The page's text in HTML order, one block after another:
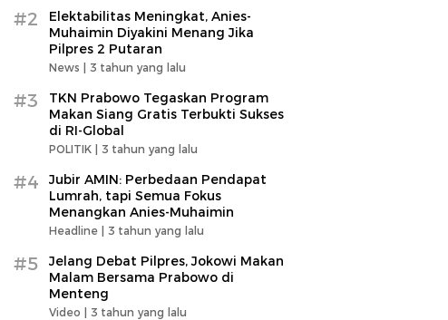
#2
Elektabilitas Meningkat, Anies-
Muhaimin Diyakini Menang Jika
Pilpres 2 Putaran
News | 3 tahun yang lalu
#3
TKN Prabowo Tegaskan Program
Makan Siang Gratis Terbukti Sukses
di RI-Global
POLITIK | 3 tahun yang lalu
#4
Jubir AMIN: Perbedaan Pendapat
Lumrah, tapi Semua Fokus
Menangkan Anies-Muhaimin
Headline | 3 tahun yang lalu
#5
Jelang Debat Pilpres, Jokowi Makan
Malam Bersama Prabowo di
Menteng
Video | 3 tahun yang lalu